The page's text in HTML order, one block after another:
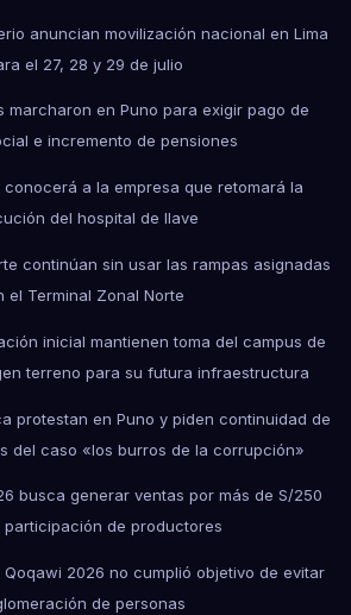
anuncian movilización nacional en Lima
el 27, 28 y 29 de julio
marcharon en Puno para exigir pago de
e incremento de pensiones
conocerá a la empresa que retomará la
del hospital de Ilave
continúan sin usar las rampas asignadas
el Terminal Zonal Norte
inicial mantienen toma del campus de
terreno para su futura infraestructura
protestan en Puno y piden continuidad de
del caso «los burros de la corrupción»
busca generar ventas por más de S/250
participación de productores
2026 no cumplió objetivo de evitar
de personas